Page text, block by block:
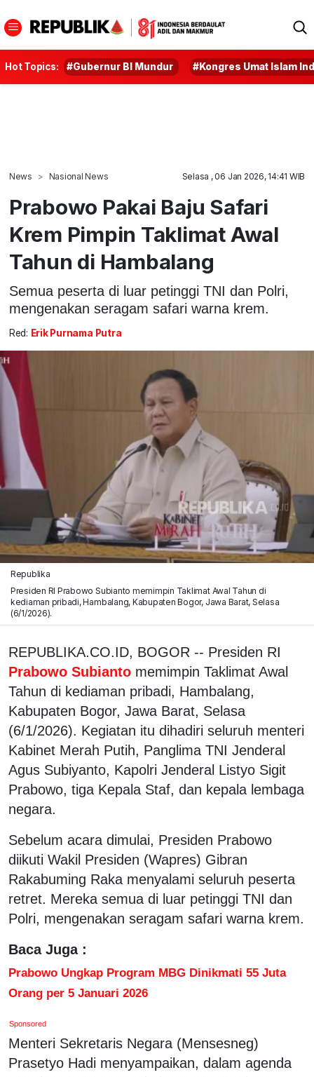
Hot Topics: #Gubernur BI Mundur #Kongres Umat Islam
News Nasional News Selasa , 06 Jan 2026, 14:41 WIB
Prabowo Pakai Baju Safari
Krem Pimpin Taklimat Awal
Tahun di Hambalang
Semua peserta di luar petinggi TNI dan Polri,
mengenakan seragam safari warna krem.
Red: Erik Purnama Putra
Republika
Presiden RI Prabowo Subianto memimpin Taklimat Awal Tahun di
kediaman pribadi, Hambalang, Kabupaten Bogor, Jawa Barat, Selasa
(6/1/2026).
REPUBLIKA.CO.ID, BOGOR -- Presiden RI
Prabowo Subianto memimpin Taklimat Awal
Tahun di kediaman pribadi, Hambalang,
Kabupaten Bogor, Jawa Barat, Selasa
(6/1/2026). Kegiatan itu dihadiri seluruh menteri
Kabinet Merah Putih, Panglima TNI Jenderal
Agus Subiyanto, Kapolri Jenderal Listyo Sigit
Prabowo, tiga Kepala Staf, dan kepala lembaga
negara.
Sebelum acara dimulai, Presiden Prabowo
diikuti Wakil Presiden (Wapres) Gibran
Rakabuming Raka menyalami seluruh peserta
retret. Mereka semua di luar petinggi TNI dan
Polri, mengenakan seragam safari warna krem.
Baca Juga :
Prabowo Ungkap Program MBG Dinikmati 55 Juta
Orang per 5 Januari 2026
Sponsored
Menteri Sekretaris Negara (Mensesneg)
Prasetyo Hadi menyampaikan, dalam agenda